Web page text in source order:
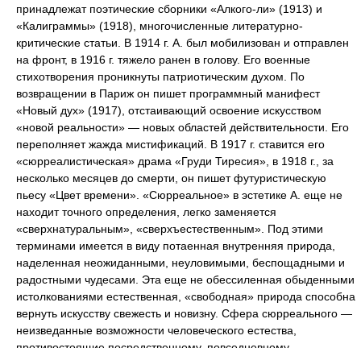
принадлежат поэтические сборники «Алкого-ли» (1913) и
«Калиграммы» (1918), многочисленные литературно-
критические статьи. В 1914 г. А. был мобилизован и отправлен
на фронт, в 1916 г. тяжело ранен в голову. Его военные
стихотворения проникнуты патриотическим духом. По
возвращении в Париж он пишет программный манифест
«Новый дух» (1917), отстаивающий освоение искусством
«новой реальности» — новых областей действительности. Его
переполняет жажда мистификаций. В 1917 г. ставится его
«сюрреалистическая» драма «Груди Тиресия», в 1918 г., за
несколько месяцев до смерти, он пишет футуристическую
пьесу «Цвет времени». «Сюрреальное» в эстетике А. еще не
находит точного определения, легко заменяется
«сверхнатуральным», «сверхъестественным». Под этими
терминами имеется в виду потаенная внутренняя природа,
наделенная неожиданными, неуловимыми, беспощадными и
радостными чудесами. Эта еще не обессиленная обыденными
истолкованиями естественная, «свободная» природа способна
вернуть искусству свежесть и новизну. Сфера сюрреального —
неизведанные возможности человеческого естества,